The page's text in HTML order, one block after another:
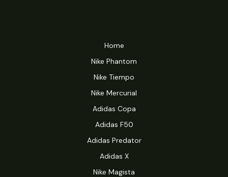
Home
Nike Phantom
Nike Tiempo
Nike Mercurial
Adidas Copa
Adidas F50
Adidas Predator
Adidas X
Nike Magista